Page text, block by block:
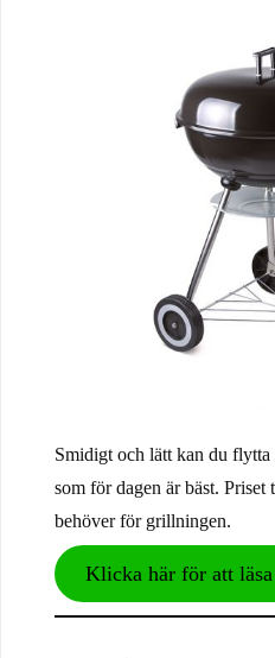
Smidigt och lätt kan du
som för dagen är bäst.
behöver för grillningen.
Klicka här för att